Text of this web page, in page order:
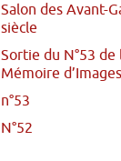
Salon des Avant-
siècle
Sortie du N°53 de
Mémoire d’Images
n°53
N°52